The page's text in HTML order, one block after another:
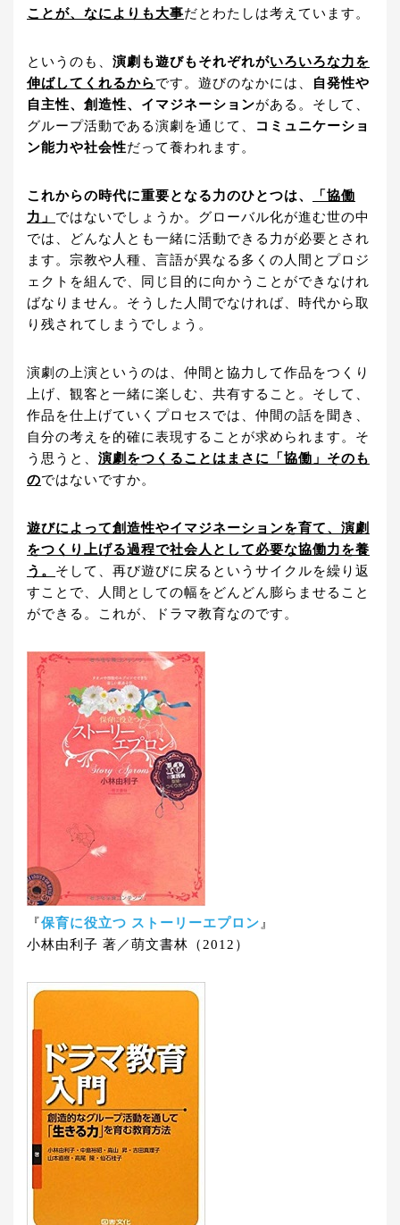
ことが、なによりも大事だとわたしは考えています。
というのも、 演劇も遊びもそれぞれがいろいろな力を
伸ばしてくれるからです。遊びのなかには、
自発性や
自主性、創造性、イマジネーションがある。そして、
グループ活動である演劇を通じて、
コミュニケーショ
ン能力や社会性だって養われます。
これからの時代に重要となる力のひとつは、
「協働
力」 ではないでしょうか。グローバル化が進む世の中
では、どんな人とも一緒に活動できる力が必要とされ
ます。宗教や人種、言語が異なる多くの人間とプロジ
ェクトを組んで、同じ目的に向かうことができなけれ
ばなりません。そうした人間でなければ、時代から取
り残されてしまうでしょう。
演劇の上演というのは、仲間と協力して作品をつくり
上げ、観客と一緒に楽しむ、共有すること。そして、
作品を仕上げていくプロセスでは、仲間の話を聞き、
自分の考えを的確に表現することが求められます。そ
う思うと、 演劇をつくることはまさに「協働」そのも
のではないですか。
遊びによって創造性やイマジネーションを育て、演劇
をつくり上げる過程で社会人として必要な協働力を養
う。 そして、再び遊びに戻るというサイクルを繰り返
すことで、人間としての幅をどんどん膨らませること
ができる。これが、ドラマ教育なのです。
『保育に役立つ ストーリーエプロン 』
小林由利子 著／萌文書林（2012）